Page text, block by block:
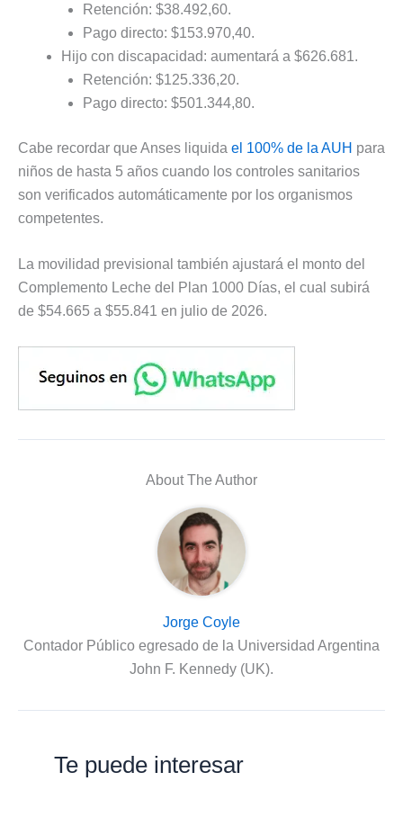
Retención: $38.492,60.
Pago directo: $153.970,40.
Hijo con discapacidad: aumentará a $626.681.
Retención: $125.336,20.
Pago directo: $501.344,80.
Cabe recordar que Anses liquida el 100% de la AUH para
niños de hasta 5 años cuando los controles sanitarios
son verificados automáticamente por los organismos
competentes.
La movilidad previsional también ajustará el monto del
Complemento Leche del Plan 1000 Días, el cual subirá
de $54.665 a $55.841 en julio de 2026.
About The Author
Jorge Coyle
Contador Público egresado de la Universidad Argentina
John F. Kennedy (UK).
Te puede interesar